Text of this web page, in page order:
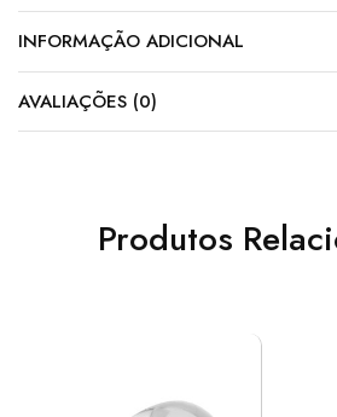
INFORMAÇÃO ADICIONAL
AVALIAÇÕES (0)
Produtos